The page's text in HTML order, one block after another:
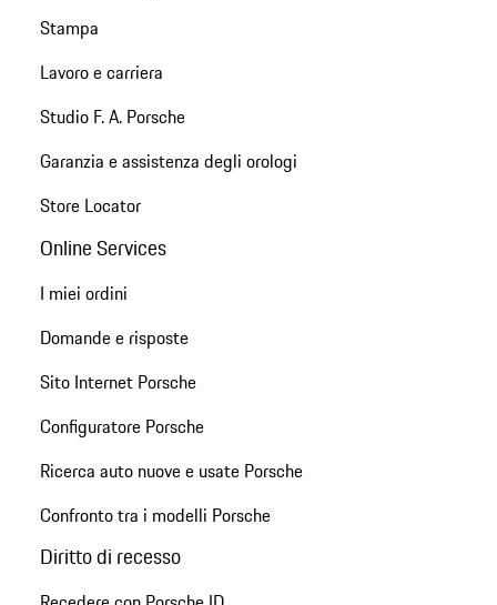
Stampa
Lavoro e carriera
Studio F. A. Porsche
Garanzia e assistenza degli orologi
Store Locator
Online Services
I miei ordini
Domande e risposte
Sito Internet Porsche
Configuratore Porsche
Ricerca auto nuove e usate Porsche
Confronto tra i modelli Porsche
Diritto di recesso